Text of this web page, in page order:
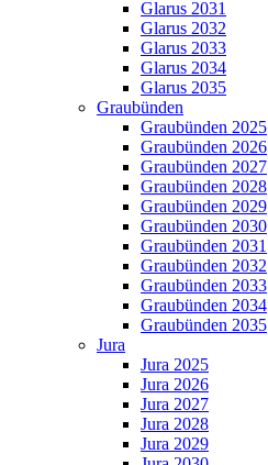
Glarus 2031
Glarus 2032
Glarus 2033
Glarus 2034
Glarus 2035
Graubünden
Graubünden 2025
Graubünden 2026
Graubünden 2027
Graubünden 2028
Graubünden 2029
Graubünden 2030
Graubünden 2031
Graubünden 2032
Graubünden 2033
Graubünden 2034
Graubünden 2035
Jura
Jura 2025
Jura 2026
Jura 2027
Jura 2028
Jura 2029